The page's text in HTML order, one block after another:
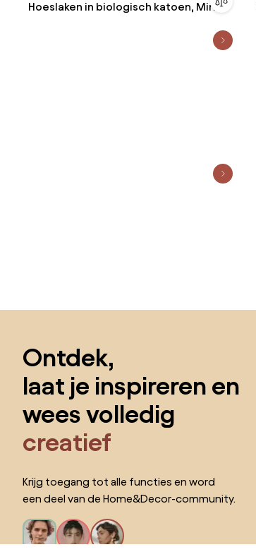
Hoeslaken in biologisch katoen, Miria
Ontdek,
laat je inspireren en
wees volledig
creatief
Krijg toegang tot alle functies en word
een deel van de Home&Decor-community.